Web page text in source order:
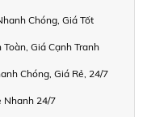
Chóng, Giá Tốt
Giá Cạnh Tranh
Chóng, Giá Rẻ, 24/7
Nhanh 24/7